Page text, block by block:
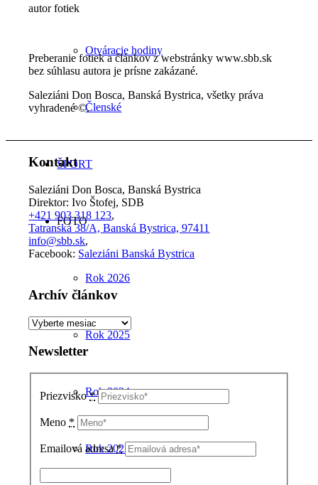
Otváracie hodiny
Členské
ŠPORT
FOTO
Rok 2026
Rok 2025
Rok 2024
Rok 2023
autor fotiek
Preberanie fotiek a článkov z webstránky www.sbb.sk
bez súhlasu autora je prísne zakázané.
Saleziáni Don Bosca, Banská Bystrica, všetky práva
vyhradené ©.
Kontakt
Saleziáni Don Bosca, Banská Bystrica
Direktor: Ivo Štofej, SDB
+421 903 318 123,
Tatranská 38/A, Banská Bystrica, 97411
info@sbb.sk,
Facebook: Saleziáni Banská Bystrica
Archív článkov
Archív
Newsletter
Priezvisko*
Meno *
Emailová adresa*